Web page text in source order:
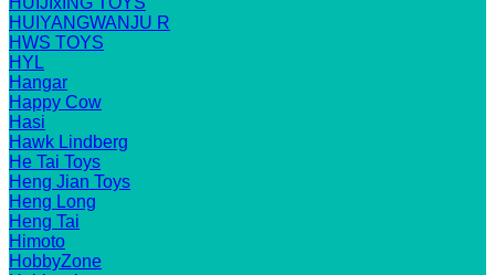
HUIYANGWANJU R
HWS TOYS
HYL
Hangar
Happy Cow
Hasi
Hawk Lindberg
He Tai Toys
Heng Jian Toys
Heng Long
Heng Tai
Himoto
HobbyZone